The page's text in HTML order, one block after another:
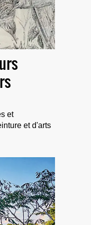
et
et d'arts